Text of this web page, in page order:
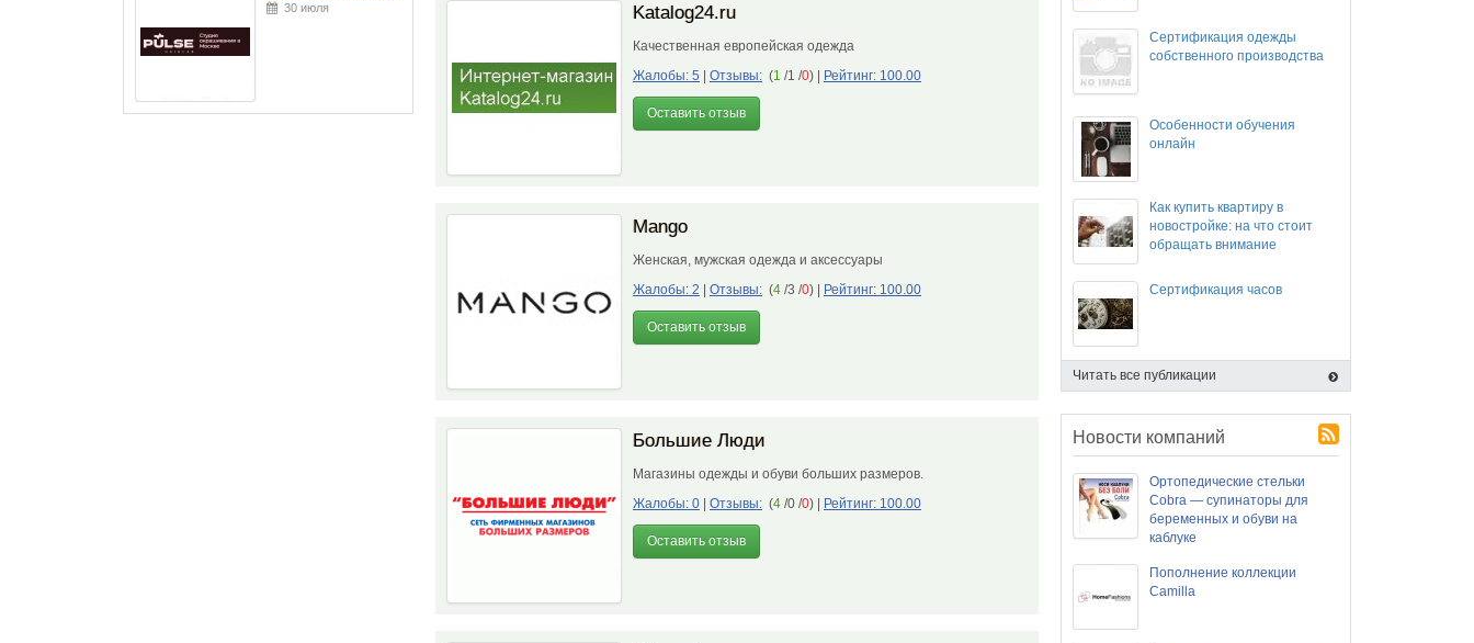
Katalog24.ru
Качественная европейская одежда
Жалобы: 5
Отзывы: (1 /1 /0) Рейтинг: 100.00
Оставить отзыв
Mango
Женская, мужская одежда и аксессуары
Жалобы: 2
Отзывы: (4 /3 /0) Рейтинг: 100.00
Оставить отзыв
Большие Люди
Магазины одежды и обуви больших размеров.
Жалобы: 0
Отзывы: (4 /0 /0) Рейтинг: 100.00
Оставить отзыв
30 июля
Сертификация одежды
собственного производства
Особенности обучения
онлайн
Как купить квартиру в
новостройке: на что стоит
обращать внимание
Сертификация часов
Читать все публикации
Новости компаний
Ортопедические стельки
Cobra — супинаторы для
беременных и обуви на
каблуке
Пополнение коллекции
Camilla